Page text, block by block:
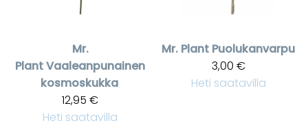
Mr.
PlantVaaleanpunainen
kosmoskukka
12,95 €
Heti saatavilla
Mr. Plant Puolukanvarpu
3,00 €
Heti saatavilla